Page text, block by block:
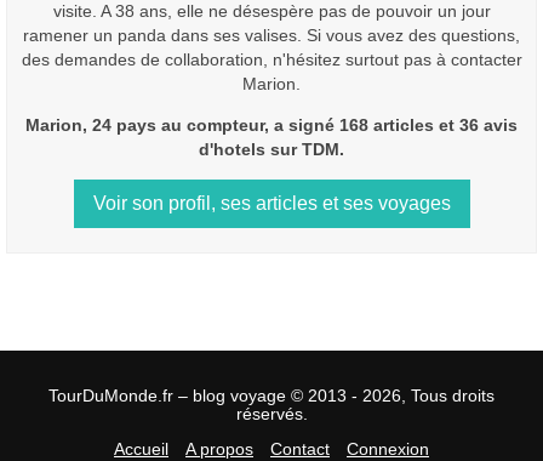
visite. A 38 ans, elle ne désespère pas de pouvoir un jour
ramener un panda dans ses valises. Si vous avez des questions,
des demandes de collaboration, n'hésitez surtout pas à contacter
Marion.
Marion, 24 pays au compteur, a signé 168 articles et 36 avis
d'hotels sur TDM.
Voir son profil, ses articles et ses voyages
TourDuMonde.fr – blog voyage © 2013 - 2026, Tous droits
réservés.
Accueil
A propos Contact Connexion